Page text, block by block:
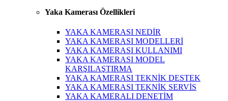
Yaka Kamerası Özellikleri
YAKA KAMERASI NEDİR
YAKA KAMERASI MODELLERİ
YAKA KAMERASI KULLANIMI
YAKA KAMERASI MODEL
KARŞILAŞTIRMA
YAKA KAMERASI TEKNİK DESTEK
YAKA KAMERASI TEKNİK SERVİS
YAKA KAMERALI DENETİM